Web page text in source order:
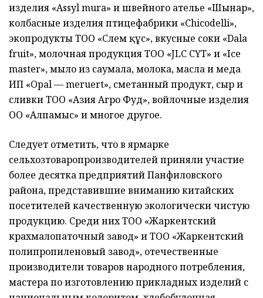
изделия «Assyl mura» и швейного ателье «Шынар»,
колбасные изделия птицефабрики «Chicodelli»,
экопродукты ТОО «Сәлем құс», вкусные соки «Dala
fruit», молочная продукция ТОО «JLC СҮТ» и «Ice
master», мыло из саумала, молока, масла и меда
ИП «Opal — meruert», сметанный продукт, сыр и
сливки ТОО «Азия Агро Фуд», войлочные изделия
ОО «Алпамыс» и многое другое.
Следует отметить, что в ярмарке
сельхозтоваропроизводителей приняли участие
более десятка предприятий Панфиловского
района, представившие вниманию китайских
посетителей качественную экологически чистую
продукцию. Среди них ТОО «Жаркентский
крахмалопаточный завод» и ТОО «Жаркентский
полипропиленовый завод», отечественные
производители товаров народного потребления,
мастера по изготовлению прикладных изделий с